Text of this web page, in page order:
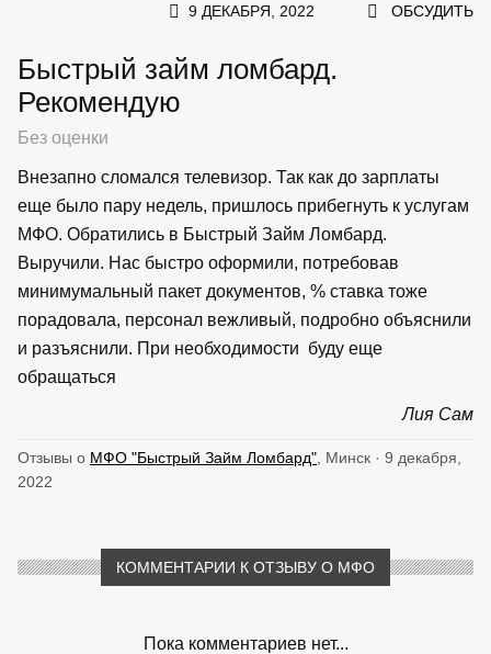
9 ДЕКАБРЯ, 2022 ОБСУДИТЬ
Быстрый займ ломбард.
Рекомендую
Без оценки
Внезапно сломался телевизор. Так как до зарплаты
еще было пару недель, пришлось прибегнуть к услугам
МФО. Обратились в Быстрый Займ Ломбард.
Выручили. Нас быстро оформили, потребовав
минимумальный пакет документов, % ставка тоже
порадовала, персонал вежливый, подробно объяснили
и разъяснили. При необходимости буду еще
обращаться
Лия Сам
Отзывы о МФО "Быстрый Займ Ломбард" , Минск · 9 декабря,
2022
КОММЕНТАРИИ К ОТЗЫВУ О МФО
Пока комментариев нет...